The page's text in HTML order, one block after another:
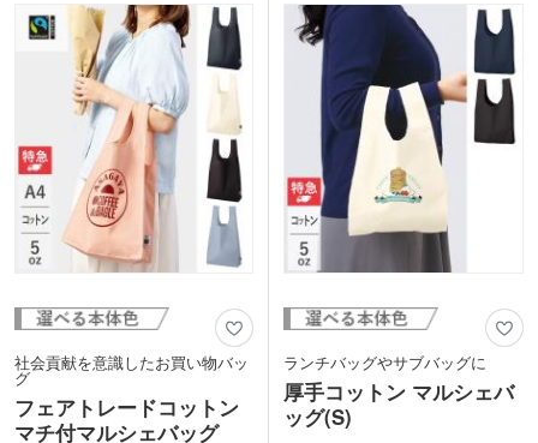
力を両立した頼れるアイテムです。
で、使用時はもちろん折り畳んだ状態で
もブランドをしっかりアピール。実用性
と販促効果を兼ね備えた、高機能なエコ
バッグです。
社会貢献を意識したお買い物バッ
グ
フェアトレードコットン
マチ付マルシェバッグ
ランチバッグやサブバッグに
厚手コットン マルシェバ
ッグ(S)